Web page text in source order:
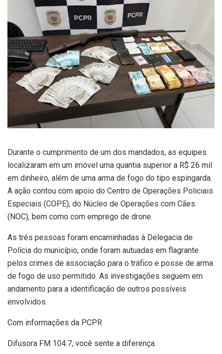
Durante o cumprimento de um dos mandados, as equipes
localizaram em um imóvel uma quantia superior a R$ 26 mil
em dinheiro, além de uma arma de fogo do tipo espingarda.
A ação contou com apoio do Centro de Operações Policiais
Especiais (COPE), do Núcleo de Operações com Cães
(NOC), bem como com emprego de drone.
As três pessoas foram encaminhadas à Delegacia de
Polícia do município, onde foram autuadas em flagrante
pelos crimes de associação para o tráfico e posse de arma
de fogo de uso permitido. As investigações seguem em
andamento para a identificação de outros possíveis
envolvidos.
Com informações da PCPR
Difusora FM 104.7, você sente a diferença.